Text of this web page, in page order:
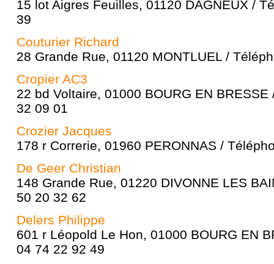
15 lot Aigres Feuilles, 01120 DAGNEUX /
39
Couturier Richard
28 Grande Rue, 01120 MONTLUEL /
Cropier AC3
22 bd Voltaire, 01000 BOURG EN
32 09 01
Crozier Jacques
178 r Correrie, 01960 PERONNAS /
De Geer Christian
148 Grande Rue, 01220 DIVONNE LES
50 20 32 62
Delers Philippe
601 r Léopold Le Hon, 01000 BOURG EN
04 74 22 92 49